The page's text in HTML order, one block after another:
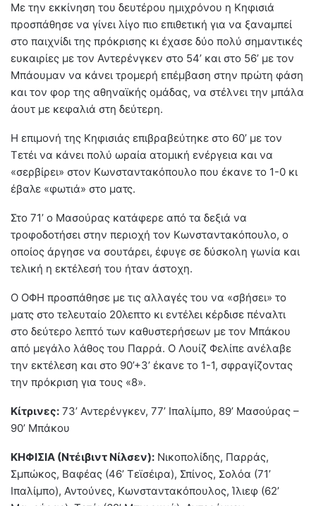
Με την εκκίνηση του δευτέρου ημιχρόνου η Κηφισιά
προσπάθησε να γίνει λίγο πιο επιθετική για να ξαναμπεί
στο παιχνίδι της πρόκρισης κι έχασε δύο πολύ σημαντικές
ευκαιρίες με τον Αντερένγκεν στο 54’ και στο 56’ με τον
Μπάουμαν να κάνει τρομερή επέμβαση στην πρώτη φάση
και τον φορ της αθηναϊκής ομάδας, να στέλνει την μπάλα
άουτ με κεφαλιά στη δεύτερη.
Η επιμονή της Κηφισιάς επιβραβεύτηκε στο 60’ με τον
Τετέι να κάνει πολύ ωραία ατομική ενέργεια και να
«σερβίρει» στον Κωνσταντακόπουλο που έκανε το 1-0 κι
έβαλε «φωτιά» στο ματς.
Στο 71’ ο Μασούρας κατάφερε από τα δεξιά να
τροφοδοτήσει στην περιοχή τον Κωνσταντακόπουλο, ο
οποίος άργησε να σουτάρει, έφυγε σε δύσκολη γωνία και
τελική η εκτέλεσή του ήταν άστοχη.
Ο ΟΦΗ προσπάθησε με τις αλλαγές του να «σβήσει» το
ματς στο τελευταίο 20λεπτο κι εντέλει κέρδισε πέναλτι
στο δεύτερο λεπτό των καθυστερήσεων με τον Μπάκου
από μεγάλο λάθος του Παρρά. Ο Λουίζ Φελίπε ανέλαβε
την εκτέλεση και στο 90’+3’ έκανε το 1-1, σφραγίζοντας
την πρόκριση για τους «8».
Κίτρινες: 73’ Αντερένγκεν, 77’ Ιπαλίμπο, 89’ Μασούρας –
90’ Μπάκου
ΚΗΦΙΣΙΑ (Ντέιβιντ Νίλσεν): Νικοπολίδης, Παρράς,
Σμπώκος, Βαφέας (46’ Τεϊσέιρα), Σπίνος, Σολόα (71’
Ιπαλίμπο), Αντούνες, Κωνσταντακόπουλος, Ίλιεφ (62’